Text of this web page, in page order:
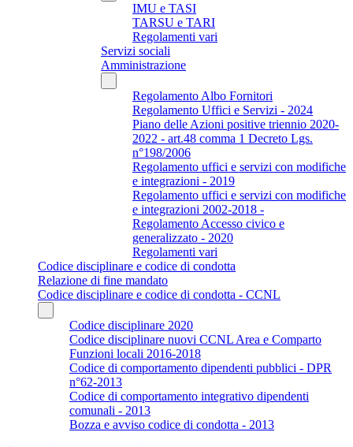
IMU e TASI
TARSU e TARI
Regolamenti vari
Servizi sociali
Amministrazione
Regolamento Albo Fornitori
Regolamento Uffici e Servizi - 2024
Piano delle Azioni positive triennio 2020-
2022 - art.48 comma 1 Decreto Lgs.
n°198/2006
Regolamento uffici e servizi con modifiche
e integrazioni - 2019
Regolamento uffici e servizi con modifiche
e integrazioni 2002-2018 -
Regolamento Accesso civico e
generalizzato - 2020
Regolamenti vari
Codice disciplinare e codice di condotta
Relazione di fine mandato
Codice disciplinare e codice di condotta - CCNL
Codice disciplinare 2020
Codice disciplinare nuovi CCNL Area e Comparto
Funzioni locali 2016-2018
Codice di comportamento dipendenti pubblici - DPR
n°62-2013
Codice di comportamento integrativo dipendenti
comunali - 2013
Bozza e avviso codice di condotta - 2013